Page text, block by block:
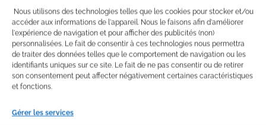
Nous utilisons des technologies telles que les cookies pour stocker et/ou
accéder aux informations de l'appareil. Nous le faisons afin d'améliorer
l'expérience de navigation et pour afficher des publicités (non)
personnalisées. Le fait de consentir à ces technologies nous permettra
de traiter des données telles que le comportement de navigation ou les
identifiants uniques sur ce site. Le fait de ne pas consentir ou de retirer
son consentement peut affecter négativement certaines caractéristiques
et fonctions.
Gérer les services
détention)
Pour les prélèvements sociaux (exonération
totale au-delà de trente ans)
A noter :la dernière année précédant la vente, le
délai de détention compte pour le calcul de
l’abattement pour durée.
N’hésitez pas à utiliser le simulateur de l’